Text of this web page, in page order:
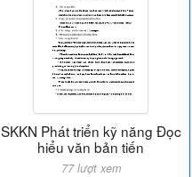
SKKN Phát triển kỹ năng Đọc
hiểu văn bản tiến
77 lượt xem